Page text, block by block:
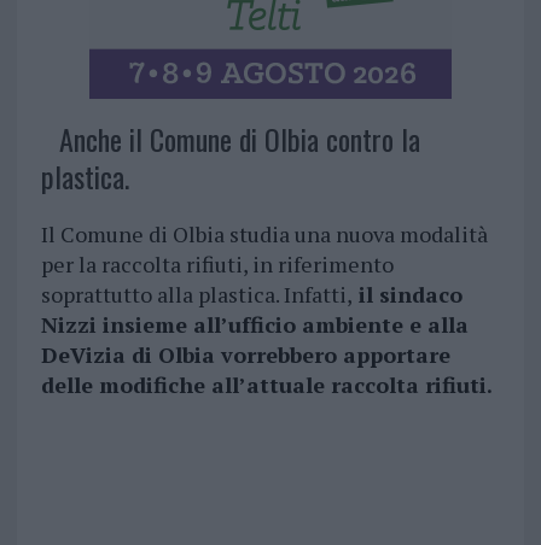
Anche il Comune di Olbia contro la
plastica.
Il Comune di Olbia studia una nuova modalità
per la raccolta rifiuti, in riferimento
soprattutto alla plastica. Infatti, il sindaco
Nizzi insieme all’ufficio ambiente e alla
DeVizia di Olbia vorrebbero apportare
delle modifiche all’attuale raccolta rifiuti.